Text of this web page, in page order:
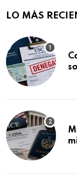
LO MÁS